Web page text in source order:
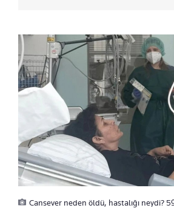
Cansever neden öldü, hastalığı neydi?